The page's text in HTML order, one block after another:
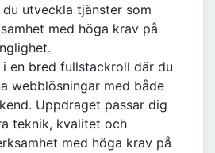
utveckla tjänster som
med höga krav på
en bred fullstackroll där du
webblösningar med både
Uppdraget passar dig
teknik, kvalitet och
med höga krav på